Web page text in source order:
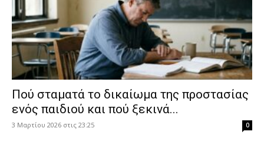
Πού σταματά το δικαίωμα της προστασίας
ενός παιδιού και πού ξεκινά...
3 Μαρτίου 2026 στις 23:25 0